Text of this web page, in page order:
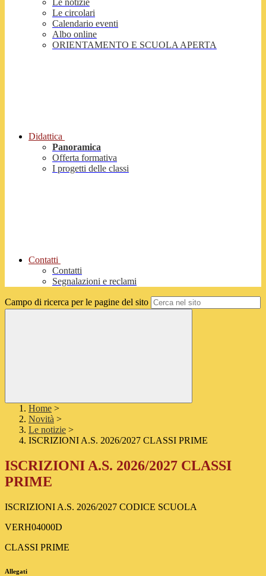
Le notizie
Le circolari
Calendario eventi
Albo online
ORIENTAMENTO E SCUOLA APERTA
Didattica
Panoramica
Offerta formativa
I progetti delle classi
Contatti
Contatti
Segnalazioni e reclami
Campo di ricerca per le pagine del sito
Home >
Novità >
Le notizie >
ISCRIZIONI A.S. 2026/2027 CLASSI PRIME
ISCRIZIONI A.S. 2026/2027 CLASSI
PRIME
ISCRIZIONI A.S. 2026/2027 CODICE SCUOLA
VERH04000D
CLASSI PRIME
Allegati